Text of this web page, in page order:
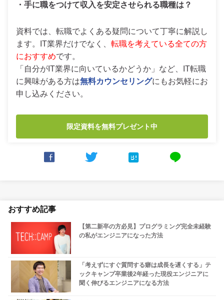
・手に職をつけて収入を安定させられる職種は？
資料では、転職でよくある疑問について丁寧に解説し
ます。IT業界だけでなく、 転職を考えている全ての方
におすすめです。
「自分がIT業界に向いているかどうか」など、IT転職
に興味がある方は無料カウンセリングにもお気軽にお
申し込みください。
限定資料を無料プレゼント中
   line
おすすめ記事
【第二新卒の方必見】プログラミング完全未経験
の私がエンジニアになった方法
「考えずにすぐ質問する癖は成長を遅くする」テ
ックキャンプ卒業後2年経った現役エンジニアに
聞く伸びるエンジニアになる方法